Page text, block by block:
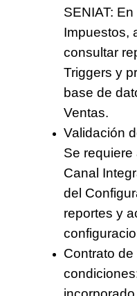
SENIAT: En
Impuestos,
consultar
Triggers y
base de
Ventas.
Validación
Se requiere
Canal
del
reportes y
Contrato